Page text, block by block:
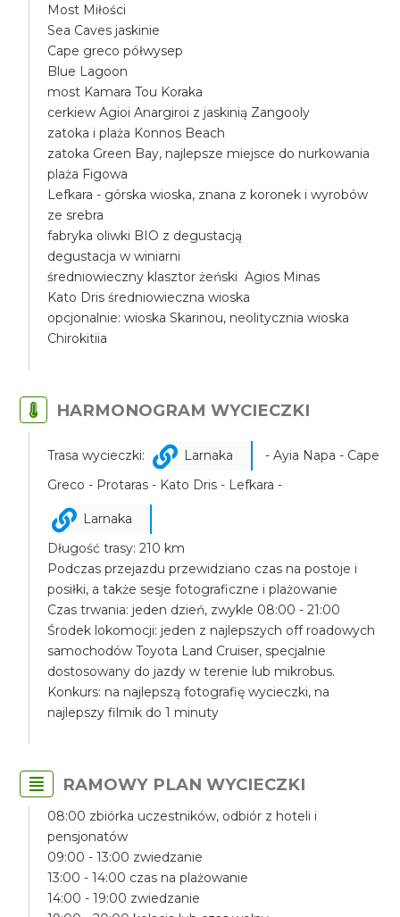
Most Miłości
Sea Caves jaskinie
Cape greco półwysep
Blue Lagoon
most Kamara Tou Koraka
cerkiew Agioi Anargiroi z jaskinią Zangooly
zatoka i plaża Konnos Beach
zatoka Green Bay, najlepsze miejsce do nurkowania
plaża Figowa
Lefkara - górska wioska, znana z koronek i wyrobów
ze srebra
fabryka oliwki BIO z degustacją
degustacja w winiarni
średniowieczny klasztor żeński Agios Minas
Kato Dris średniowieczna wioska
opcjonalnie: wioska Skarinou, neolitycznia wioska
Chirokitiia
HARMONOGRAM WYCIECZKI
Trasa wycieczki: Larnaka
- Ayia Napa - Cape
Greco - Protaras - Kato Dris - Lefkara -
Larnaka
Długość trasy: 210 km
Podczas przejazdu przewidziano czas na postoje i
posiłki, a także sesje fotograficzne i plażowanie
Czas trwania: jeden dzień, zwykle 08:00 - 21:00
Środek lokomocji: jeden z najlepszych off roadowych
samochodów Toyota Land Cruiser, specjalnie
dostosowany do jazdy w terenie lub mikrobus.
Konkurs: na najlepszą fotografię wycieczki, na
najlepszy filmik do 1 minuty
RAMOWY PLAN WYCIECZKI
08:00 zbiórka uczestników, odbiór z hoteli i
pensjonatów
09:00 - 13:00 zwiedzanie
13:00 - 14:00 czas na plażowanie
14:00 - 19:00 zwiedzanie